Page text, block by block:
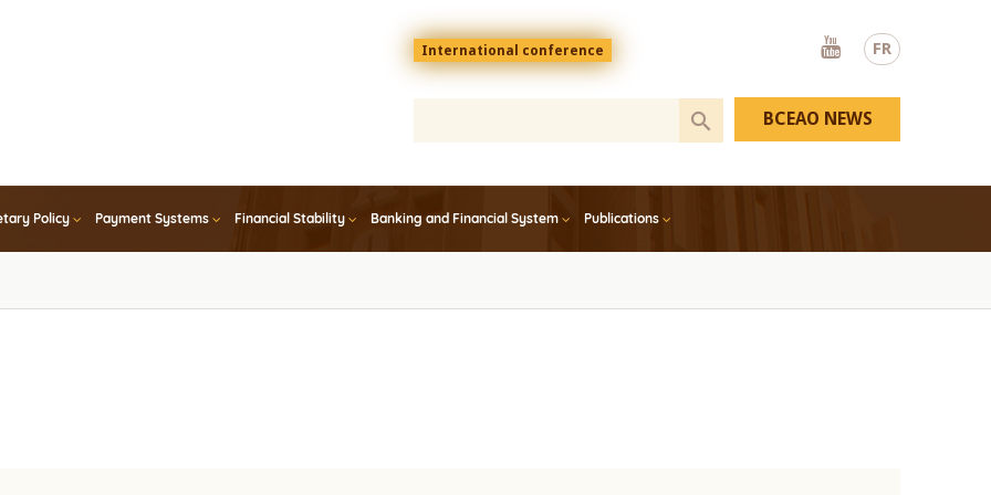
FR
Menu
top
En
International conference
Youtube
Policy Payment Systems Financial Stability Banking and Financial System Publications
BCEAO NEWS